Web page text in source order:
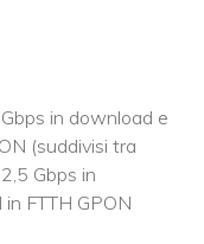
in download e
(suddivisi tra
Gbps in
FTTH GPON